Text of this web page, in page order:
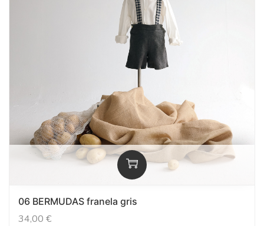
06 BERMUDAS franela gris
34,00 €